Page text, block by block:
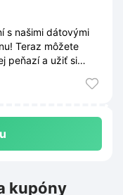
s našimi dátovými
Teraz môžete
peňazí a užiť si
kupóny